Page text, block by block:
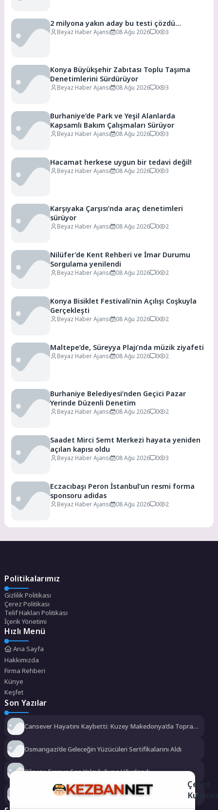
2 milyona yakın aday bu testi çözdü…
Beyaz Haber Ajansı 08 Ağu 2026 0 3
Konya Büyükşehir Zabıtası Toplu Taşıma
Denetimlerini Sürdürüyor
Beyaz Haber Ajansı 08 Ağu 2026 0 3
Burhaniye’de Park ve Yeşil Alanlarda
Kapsamlı Bakım Çalışmaları Sürüyor
Beyaz Haber Ajansı 08 Ağu 2026 0 3
Hacamat herkese uygun bir tedavi değil!
Beyaz Haber Ajansı 08 Ağu 2026 0 3
Karşıyaka Çarşısı’nda araç denetimleri
sürüyor
Beyaz Haber Ajansı 08 Ağu 2026 0 2
Nilüfer’de Kent Rehberi ve İmar Durumu
Sorgulama yenilendi
Beyaz Haber Ajansı 08 Ağu 2026 0 2
Konya Bisiklet Festivali’nin Açılışı Coşkuyla
Gerçekleşti
Beyaz Haber Ajansı 08 Ağu 2026 0 2
Maltepe’de, Süreyya Plajı’nda müzik ziyafeti
Beyaz Haber Ajansı 08 Ağu 2026 0 2
Burhaniye Belediyesi’nden Geçici Pazar
Yerinde Düzenli Denetim
Beyaz Haber Ajansı 08 Ağu 2026 0 2
Saadet Mirci Semt Merkezi hayata yeniden
açılan kapısı oldu
Beyaz Haber Ajansı 08 Ağu 2026 0 3
Eczacıbaşı Peron İstanbul’un resmi forma
sponsoru adidas
Beyaz Haber Ajansı 08 Ağu 2026 0 2
Politikalarımız
Gizlilik Politikası
Çerez Politikası
Telif Hakları Politikası
İçerik Yönetimi
Hızlı Menü
Ana Sayfa
Hakkımızda
Firma Rehberi
Künye
Keşfet
Son Yazılar
Cansever Hayatını Kaybetti: Kuzey Makedonya’da Toprağa
Osmangazi’de Geleceğin Yüzücüleri Sertifikalarını Aldı
Bilgesu Erenus Son Yolculuğuna Uğurlandı
Urla Belediyesi’nden ücretsiz üniversite tercih danışmanlığı
Çerez